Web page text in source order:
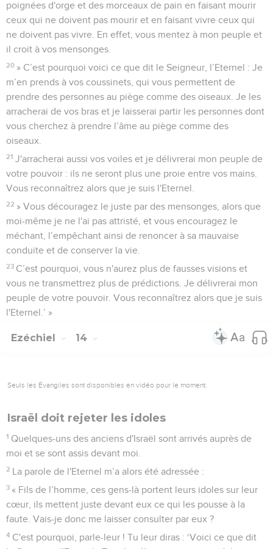
poignées d'orge et des morceaux de pain en faisant mourir
ceux qui ne doivent pas mourir et en faisant vivre ceux qui
ne doivent pas vivre. En effet, vous mentez à mon peuple et
il croit à vos mensonges.
20 » C’est pourquoi voici ce que dit le Seigneur, l’Eternel : Je
m’en prends à vos coussinets, qui vous permettent de
prendre des personnes au piège comme des oiseaux. Je les
arracherai de vos bras et je laisserai partir les personnes dont
vous cherchez à prendre l’âme au piège comme des
oiseaux.
21 J'arracherai aussi vos voiles et je délivrerai mon peuple de
votre pouvoir : ils ne seront plus une proie entre vos mains.
Vous reconnaîtrez alors que je suis l'Eternel.
22 » Vous découragez le juste par des mensonges, alors que
moi-même je ne l'ai pas attristé, et vous encouragez le
méchant, l’empêchant ainsi de renoncer à sa mauvaise
conduite et de conserver la vie.
23 C’est pourquoi, vous n'aurez plus de fausses visions et
vous ne transmettrez plus de prédictions. Je délivrerai mon
peuple de votre pouvoir. Vous reconnaîtrez alors que je suis
l'Eternel.’ »
Ezéchiel 14
Seuls les Évangiles sont disponibles en vidéo pour le moment.
Israël doit rejeter les idoles
1 Quelques-uns des anciens d'Israël sont arrivés auprès de
moi et se sont assis devant moi.
2 La parole de l'Eternel m’a alors été adressée :
3 « Fils de l’homme, ces gens-là portent leurs idoles sur leur
cœur, ils mettent juste devant eux ce qui les pousse à la
faute. Vais-je donc me laisser consulter par eux ?
4 C'est pourquoi, parle-leur ! Tu leur diras : ‘Voici ce que dit